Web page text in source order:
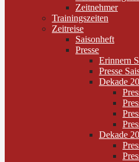
Zeitnehmer
Trainingszeiten
Zeitreise
Saisonheft
Presse
Erinnern
Presse
Dekade
Dekade